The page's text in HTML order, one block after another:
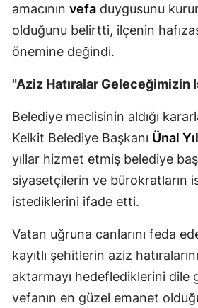
Muş
amacının vefa duygusunu
olduğunu belirtti, ilçenin
önemine değindi.
"Aziz Hatıralar Geleceğimizin
Belediye meclisinin aldığı
Kelkit Belediye Başkanı Ünal
yıllar hizmet etmiş belediye
siyasetçilerin ve bürokratların
istediklerini ifade etti.
Vatan uğruna canlarını feda
kayıtlı şehitlerin aziz
aktarmayı hedeflediklerini dile
vefanın en güzel emanet